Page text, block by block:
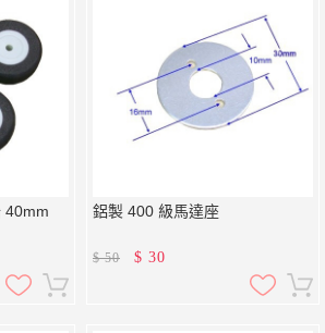
40mm
鋁製 400 級馬達座
$50 $ 30